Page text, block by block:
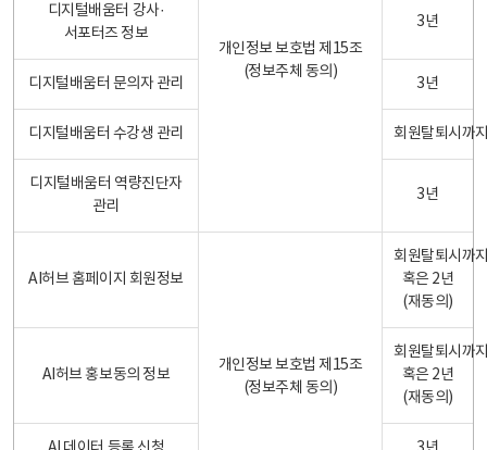
개인정보 보호법 제15조
(정보주체 동의)
디지털배움터 강사·
서포터즈 정보
3년
디지털배움터 문의자 관리 3년
디지털배움터 수강생 관리 회원탈퇴시까
디지털배움터 역량진단자
관리
3년
AI허브 홈페이지 회원정보
개인정보 보호법 제15조
(정보주체 동의)
회원탈퇴시까
혹은 2년
(재동의)
AI허브 홍보동의 정보
회원탈퇴시까
혹은 2년
(재동의)